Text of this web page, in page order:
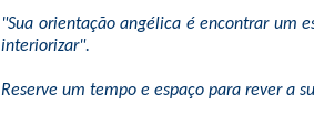
"Sua orientação angélica é encontrar um
interiorizar".
Reserve um tempo e espaço para rever a